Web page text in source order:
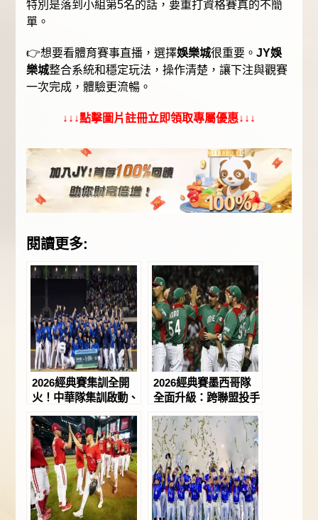
特別是落到小組第5名的話，要重打資格賽真的不簡
單。
👉想要看體育賽事直播，選擇娛樂城很重要。JY娛
樂城整合系統和穩定玩法，操作清楚，讓下注與觀賽
一次完成，體驗更流暢。
↓↓↓點擊圖片註冊立即領取專屬優惠↓↓↓
閱讀更多:
2026經典賽集訓全開
火！中華隊集訓啟動、
拚戰東京直指邁阿密！
－JY娛樂城
2026經典賽墨西哥隊
全面升級：跨聯盟投手
豪華集結，正式邁向冠
軍競爭者行列！－JY
娛樂城